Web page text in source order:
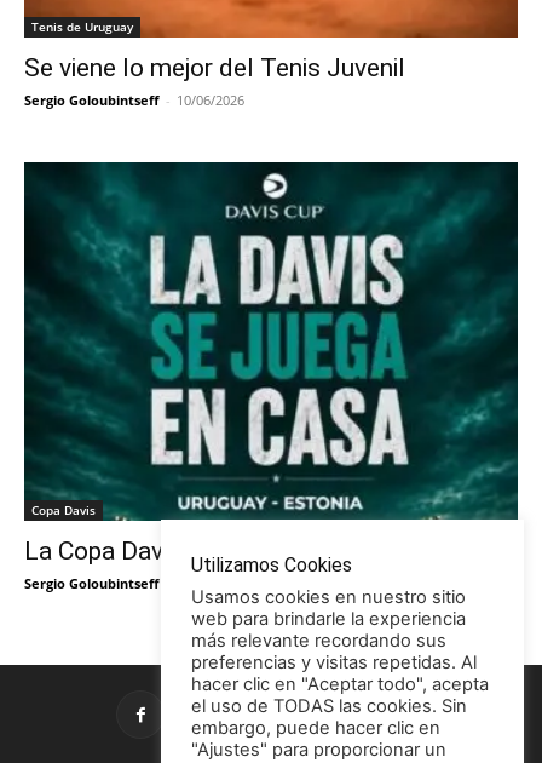
Tenis de Uruguay
Se viene lo mejor del Tenis Juvenil
Sergio Goloubintseff - 10/06/2026
Copa Davis
La Copa Davis vuelve al Círculo
Sergio Goloubintseff
Utilizamos Cookies
Usamos cookies en nuestro sitio
web para brindarle la experiencia
más relevante recordando sus
preferencias y visitas repetidas. Al
hacer clic en "Aceptar todo", acepta
el uso de TODAS las cookies. Sin
embargo, puede hacer clic en
"Ajustes" para proporcionar un